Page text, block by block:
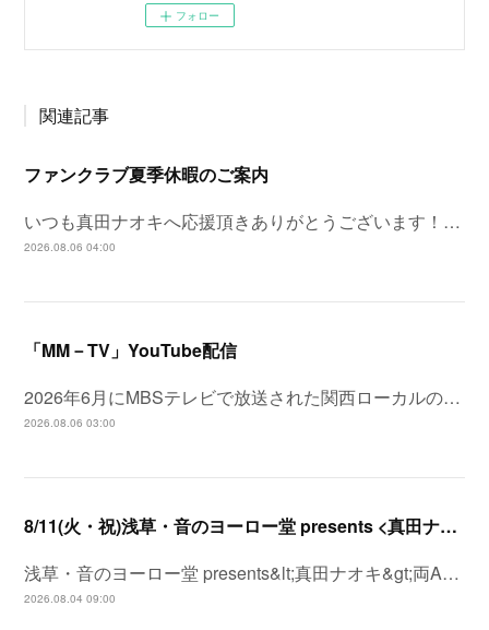
フォロー
関連記事
ファンクラブ夏季休暇のご案内
いつも真田ナオキへ応援頂きありがとうございます！…
2026.08.06 04:00
「MM－TV」YouTube配信
2026年6月にMBSテレビで放送された関西ローカルの…
2026.08.06 03:00
8/11(火・祝)浅草・音のヨーロー堂 presents <真田ナオキ>両A面シングル「プルメリア ラプソディ / 陽が沈む前に…」発売記念 スペシャルイベント開催決定！
浅草・音のヨーロー堂 presents&lt;真田ナオキ&gt;両A…
2026.08.04 09:00